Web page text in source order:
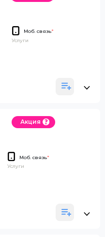
Моб. связь*
Услуги
Акция
Моб. связь*
Услуги